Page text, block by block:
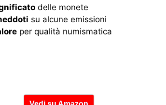
delle monete
su alcune emissioni
per qualità numismatica